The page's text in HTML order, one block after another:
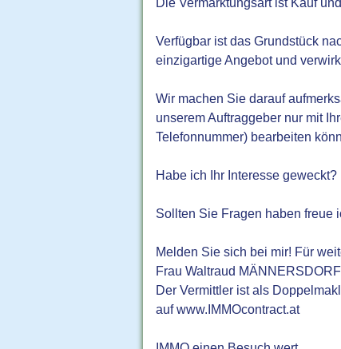
Verfügbar ist das Grundstück
einzigartige Angebot und
Wir machen Sie darauf
unserem Auftraggeber nur mit
Telefonnummer) bearbeiten
Habe ich Ihr Interesse geweckt?
Sollten Sie Fragen haben freue
Melden Sie sich bei mir! Für
Frau Waltraud
Der Vermittler ist als
auf www.IMMOcontract.at